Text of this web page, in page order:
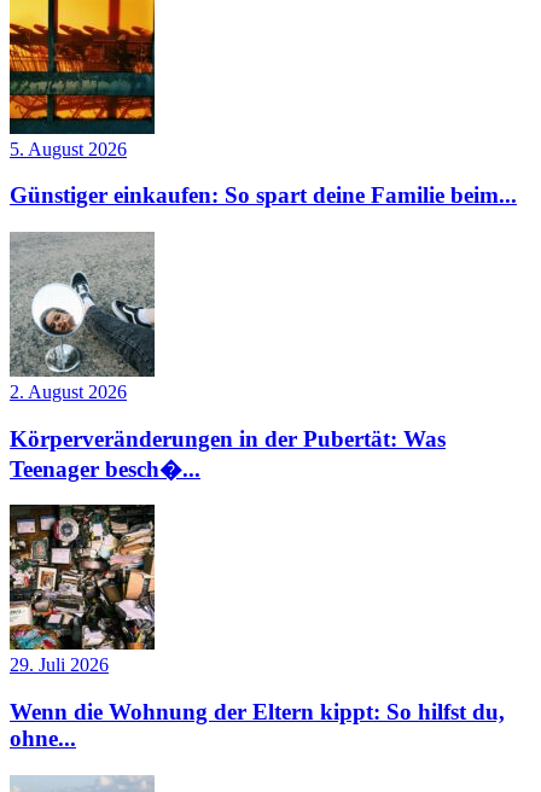
5. August 2026
Günstiger einkaufen: So spart deine Familie beim...
2. August 2026
Körperveränderungen in der Pubertät: Was
Teenager besch�...
29. Juli 2026
Wenn die Wohnung der Eltern kippt: So hilfst du,
ohne...